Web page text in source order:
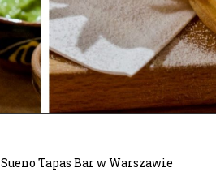
Sueno Tapas Bar w Warszawie